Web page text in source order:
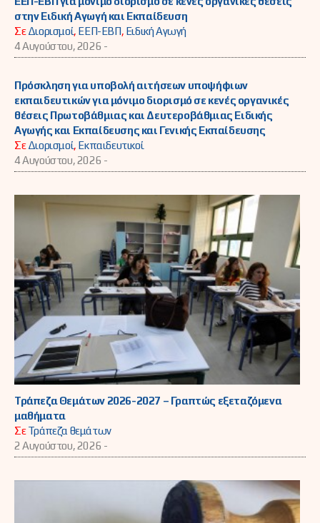
στην Ειδική Αγωγή και Εκπαίδευση
ΣεΔιορισμοί, ΕΕΠ-ΕΒΠ, Ειδική Αγωγή
4 Αυγούστου, 2026 -
Πρόσκληση για υποβολή αιτήσεων υποψήφιων
εκπαιδευτικών για μόνιμο διορισμό σε κενές οργανικές
θέσεις Πρωτοβάθμιας και Δευτεροβάθμιας Ειδικής
Αγωγής και Εκπαίδευσης και Γενικής Εκπαίδευσης
ΣεΔιορισμοί, Εκπαιδευτικοί
4 Αυγούστου, 2026 -
Τράπεζα Θεμάτων 2026-2027 – Γραπτώς εξεταζόμενα
μαθήματα
ΣεΤράπεζα θεμάτων
2 Αυγούστου, 2026 -